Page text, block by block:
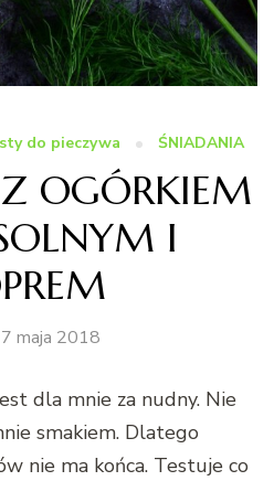
do pieczywa ŚNIADANIA
OGÓRKIEM
I
maja 2018
dla mnie za nudny. Nie
smakiem. Dlatego
nie ma końca. Testuje co